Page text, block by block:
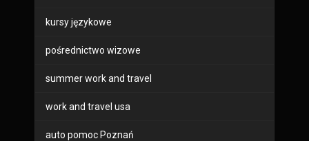
kursy językowe
pośrednictwo wizowe
summer work and travel
work and travel usa
auto pomoc Poznań